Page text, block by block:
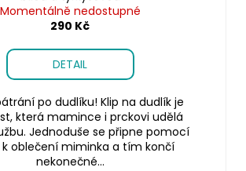
Momentálně nedostupné
290 Kč
DETAIL
po dudlíku! Klip na dudlík je
která mamince i prckovi udělá
Jednoduše se připne pomocí
k oblečení miminka a tím končí
nekonečné...